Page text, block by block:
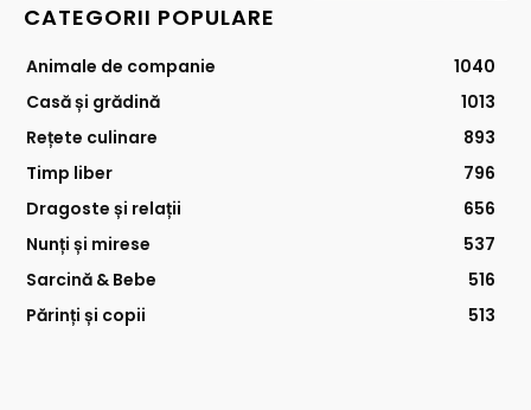
CATEGORII POPULARE
Animale de companie
1040
Casă și grădină
1013
Rețete culinare
893
Timp liber
796
Dragoste și relații
656
Nunți și mirese
537
Sarcină & Bebe
516
Părinți și copii
513